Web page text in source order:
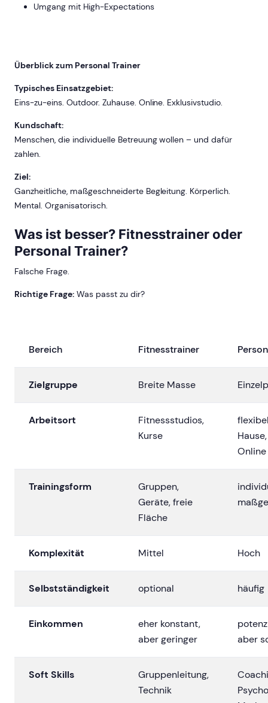
Umgang mit High-Expectations
Überblick zum Personal Trainer
Typisches Einsatzgebiet:
Eins-zu-eins. Outdoor. Zuhause. Online. Exklusivstudio.
Kundschaft:
Menschen, die individuelle Betreuung wollen – und dafür
zahlen.
Ziel:
Ganzheitliche, maßgeschneiderte Begleitung. Körperlich.
Mental. Organisatorisch.
Was ist besser? Fitnesstrainer oder
Personal Trainer?
Falsche Frage.
Richtige Frage:Was passt zu dir?
Bereich Fitnesstrainer
Zielgruppe Breite Masse
Arbeitsort
Fitnessstudios,
Kurse
Online
Trainingsform
Gruppen,
Geräte, freie
Fläche
Komplexität Mittel Hoch
Selbstständigkeit optional häufig
Einkommen
eher konstant,
aber geringer
aber
Soft Skills
Gruppenleitung,
Technik